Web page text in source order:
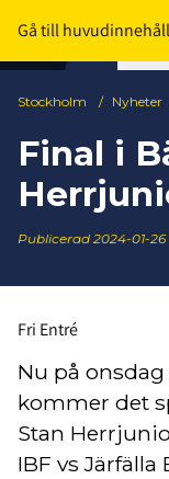
Gå till huvudinnehåll
Stockholm / Nyheter
Final i
Publicerad 2024-01-26
Fri Entré
Nu på onsdag
kommer det
Stan
IBF vs Järfälla